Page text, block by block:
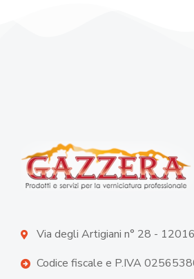
Via degli Artigiani n° 28 -
Codice fiscale e P.IVA